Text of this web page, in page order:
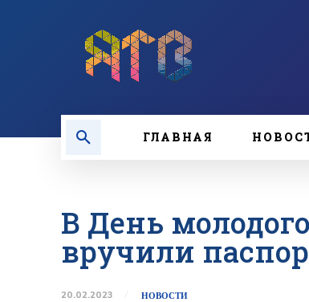
ГЛАВНАЯ
В День
вручили
20.02.2023 НОВОСТИ